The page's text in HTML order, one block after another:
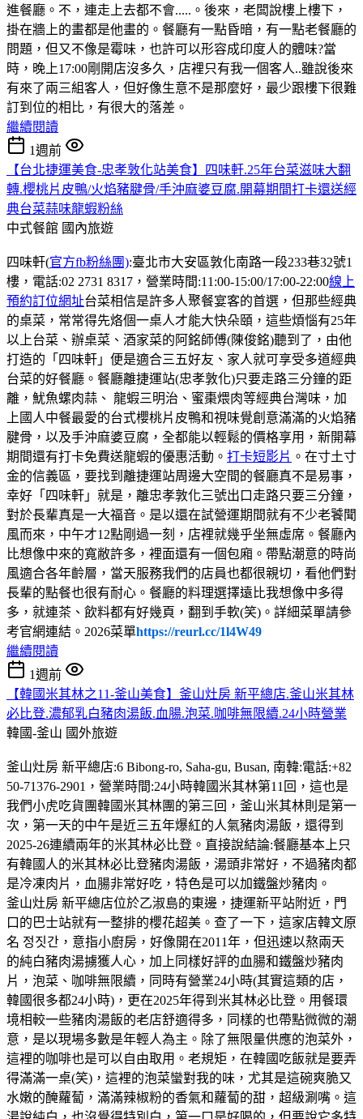
進餐廳。不，連走上去都不會.....。後來，老闆說樓上樓下，
掛在牆上的畫都是他畫的。餐廳有一點昏暗，有一點老餐廳的
問題，但又不像是霉味，也許可以形容成印度人的體味?當
時，晚上17:00剛開店沒多久，店裡只有我一個客人..雖說後來
有來了兩三組客人，但好像生意不是那麼好，最少跟樓下很難
訂到位的相比，有很大的落差。
繼續閱讀
1週前
【台北捷運美食-忠孝敦化站美食】四味軒.25年台菜滋味大翻
轉.櫻桃片皮鴨/火焰豬腱骨/手沖麻婆豆腐.開幕期間打卡還送經
典台菜蒜味龍蝦粉絲
中式餐館 國內旅遊
四味軒(官方fb粉絲團):臺北市大安區敦化南路一段233巷32號1
樓，電話:02 2731 8317，營業時間:11:00-15:00/17:00-22:00線上
預約訂位網址台菜相信是許多人聚餐宴客的首選，但那些經典
的桌菜，常常得先烙個一桌人才能大快朵頤，這些煩惱有25年
以上台菜、辦桌菜、酒家菜的阿銘師傅(陳俊銘)聽到了，由他
打造的「四味軒」便是適合三五好友、家人就可享受多道經典
台菜的好餐廳。餐廳離捷運站(忠孝敦化)只要走路三分鐘的距
離，魷魚螺肉蒜、 龍蝦三明治、蜜棗煨肉等經典台灣味，加
上國人中餐最愛的台式櫻桃片皮鴨和視味覺創意滿滿的火焰豬
腱骨，以及手沖麻婆豆腐，全都能以輕鬆的價格享用，新開幕
期間還有打卡免費送龍蝦的優惠活動。 打卡短影片 。在寸土寸
金的信義區，要找到離捷運站周邊大空間的餐廳真不是易事，
幸好「四味軒」就是，離忠孝敦化三號出口走路只要三分鐘，
對於長輩真是一大福音。是以還在試營運期間就有不少老饕聞
風而來，中午才12點剛過一刻，店裡就幾乎坐無虛席。餐廳內
比想像中來的寬敝許多，裡面還有一個包廂。帶點潮意的時尚
風適合各年齡層，當天服務我們的店員也都很親切，看他們對
長輩的點餐也很有耐心。餐廳的料理選擇遠比我想像中多得
多，就連茶、飲料都有好幾頁，翻到手軟(笑)。詳細菜單請參
考官網連結。2026菜單https://reurl.cc/1l4W49
繼續閱讀
1週前
【韓國米其林之11-釜山美食】釜山灶房 新平總店.釜山米其林
必比登.濃郁乳白豬肉湯飯.血腸.泡菜.咖啡無限續.24小時營業
韓國-釜山 國外旅遊
釜山灶房 新平總店:6 Bibong-ro, Saha-gu, Busan, 南韓:電話:+82
50-71376-2901，營業時間:24小時韓國米其林第11回，這也是
我們小虎吃貨團韓國米其林團的第三回，釜山米其林則是第一
次，第一天的中午是近三五年爆紅的人氣豬肉湯飯，還得到
2025-26連續兩年的米其林必比登。直接說結論:餐廳基本上只
有韓國人的米其林必比登豬肉湯飯，湯頭非常好，不過豬肉都
是冷凍肉片，血腸非常好吃，特色是可以加鐵盤炒豬肉。
釜山灶房 新平總店位於乙淑島的東邊，捷運新平站附近，門
口的巴士站就有一整排的櫻花超美。查了一下，這家店韓文原
名 정짓간，意指小廚房，好像開在2011年，但迅速以熬兩天
的純白豬肉湯擄獲人心，加上同樣好評的血腸和鐵盤炒豬肉
片，泡菜、咖啡無限續，同時有營業24小時(其實這類的店，
韓國很多都24小時)，更在2025年得到米其林必比登。用餐環
境相較一些豬肉湯飯的老店舒適得多，同樣的也帶點微微的潮
意，是以現場多數是年輕人為主。除了無限量供應的泡菜外，
這裡的咖啡也是可以自由取用。老規矩，在韓國吃飯就是要弄
得滿滿一桌(笑)，這裡的泡菜蠻對我的味，尤其是這碗爽脆又
水嫩的醃蘿蔔，滿滿辣椒粉的香氣和蘿蔔的甜，超級涮嘴。這